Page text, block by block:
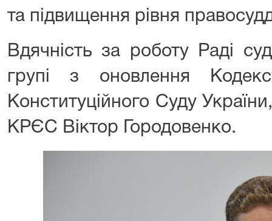
та підвищення рівня
Вдячність за роботу Раді
групі з оновлення
Конституційного Суду
КРЄС Віктор Городовенко.